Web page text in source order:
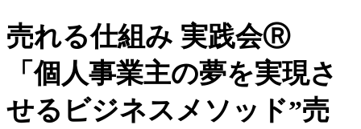
売れる仕組み 実践会Ⓡ
「個人事業主の夢を実現さ
せるビジネスメソッド”売